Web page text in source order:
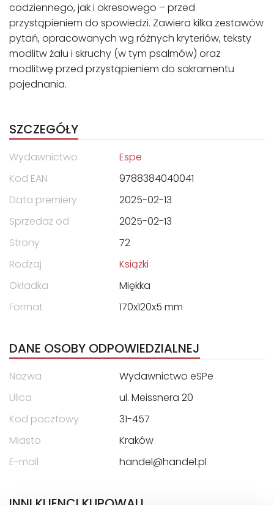
codziennego, jak i okresowego – przed
przystąpieniem do spowiedzi. Zawiera kilka zestawów
pytań, opracowanych wg różnych kryteriów, teksty
modlitw żalu i skruchy (w tym psalmów) oraz
modlitwę przed przystąpieniem do sakramentu
pojednania.
SZCZEGÓŁY
Wydawnictwo
Espe
Kod EAN
9788384040041
Data premiery
2025-02-13
Sprzedaż od
2025-02-13
Strony
72
Rodzaj
Książki
Okładka
Miękka
Format
170x120x5 mm
DANE OSOBY ODPOWIEDZIALNEJ
Nazwa
Wydawnictwo eSPe
Ulica
ul. Meissnera 20
Kod pocztowy
31-457
Miasto
Kraków
E-mail
handel@handel.pl